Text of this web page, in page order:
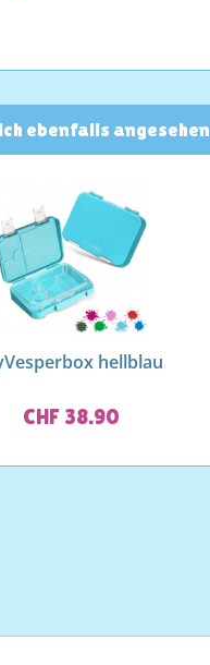
ebenfalls angesehen
hellblau
CHF 38.90